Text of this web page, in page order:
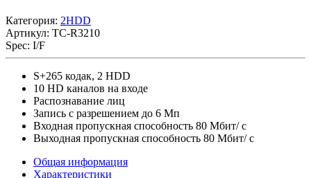
Категория: 2HDD
Артикул: TC-R3210
Spec: I/F
S+265 кодак, 2 HDD
10 HD каналов на входе
Распознавание лиц
Запись с разрешением до 6 Мп
Входная пропускная способность 80 Мбит/ с
Выходная пропускная способность 80 Мбит/ с
Общая информация
Характеристики